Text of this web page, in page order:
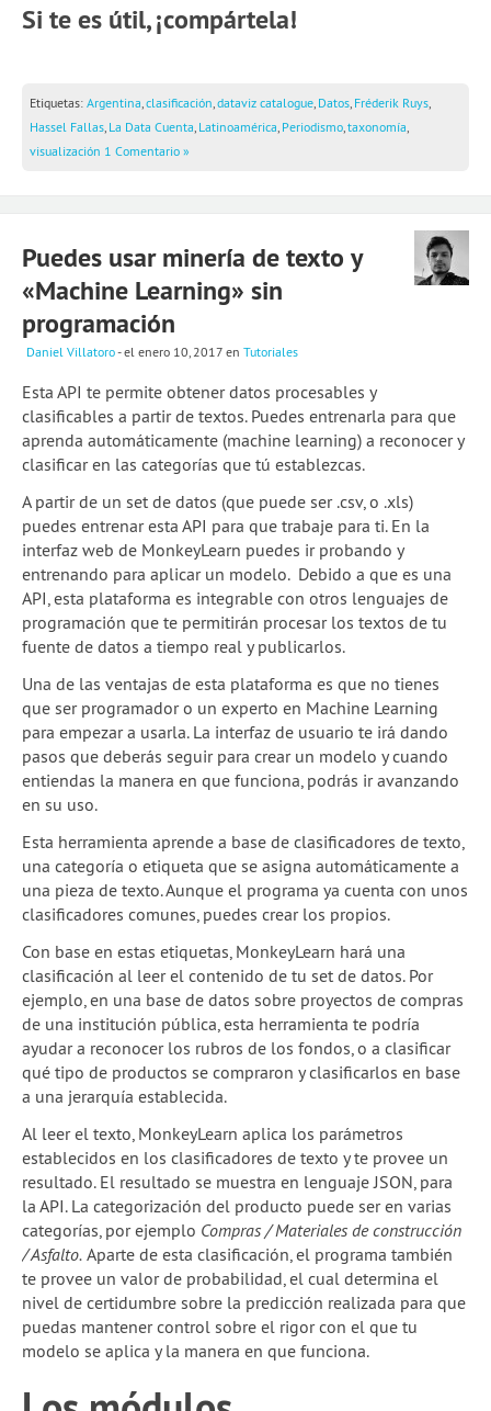
Si te es útil, ¡compártela!
Etiquetas: Argentina clasificación dataviz catalogue Datos Fréderik Ruys
Hassel Fallas La Data Cuenta Latinoamérica Periodismo taxonomía
visualización 1 Comentario »
Puedes usar minería de texto y
«Machine Learning» sin
programación
Daniel Villatoro- el enero 10, 2017 en Tutoriales
Esta API te permite obtener datos procesables y
clasificables a partir de textos. Puedes entrenarla para que
aprenda automáticamente (machine learning) a reconocer y
clasificar en las categorías que tú establezcas.
A partir de un set de datos (que puede ser .csv, o .xls)
puedes entrenar esta API para que trabaje para ti. En la
interfaz web de MonkeyLearn puedes ir probando y
entrenando para aplicar un modelo. Debido a que es una
API, esta plataforma es integrable con otros lenguajes de
programación que te permitirán procesar los textos de tu
fuente de datos a tiempo real y publicarlos.
Una de las ventajas de esta plataforma es que no tienes
que ser programador o un experto en Machine Learning
para empezar a usarla. La interfaz de usuario te irá dando
pasos que deberás seguir para crear un modelo y cuando
entiendas la manera en que funciona, podrás ir avanzando
en su uso.
Esta herramienta aprende a base de clasificadores de texto,
una categoría o etiqueta que se asigna automáticamente a
una pieza de texto. Aunque el programa ya cuenta con unos
clasificadores comunes, puedes crear los propios.
Con base en estas etiquetas, MonkeyLearn hará una
clasificación al leer el contenido de tu set de datos. Por
ejemplo, en una base de datos sobre proyectos de compras
de una institución pública, esta herramienta te podría
ayudar a reconocer los rubros de los fondos, o a clasificar
qué tipo de productos se compraron y clasificarlos en base
a una jerarquía establecida.
Al leer el texto, MonkeyLearn aplica los parámetros
establecidos en los clasificadores de texto y te provee un
resultado. El resultado se muestra en lenguaje JSON, para
la API. La categorización del producto puede ser en varias
categorías, por ejemplo Compras / Materiales de construcción
/ Asfalto. Aparte de esta clasificación, el programa también
te provee un valor de probabilidad, el cual determina el
nivel de certidumbre sobre la predicción realizada para que
puedas mantener control sobre el rigor con el que tu
modelo se aplica y la manera en que funciona.